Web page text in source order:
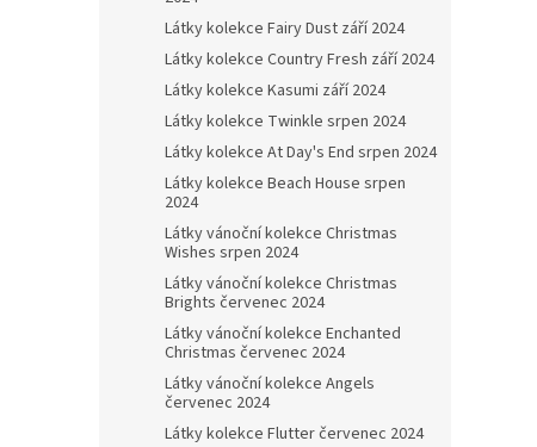
Látky kolekce Fairy Dust září 2024
Látky kolekce Country Fresh září 2024
Látky kolekce Kasumi září 2024
Látky kolekce Twinkle srpen 2024
Látky kolekce At Day's End srpen 2024
Látky kolekce Beach House srpen
2024
Látky vánoční kolekce Christmas
Wishes srpen 2024
Látky vánoční kolekce Christmas
Brights červenec 2024
Látky vánoční kolekce Enchanted
Christmas červenec 2024
Látky vánoční kolekce Angels
červenec 2024
Látky kolekce Flutter červenec 2024